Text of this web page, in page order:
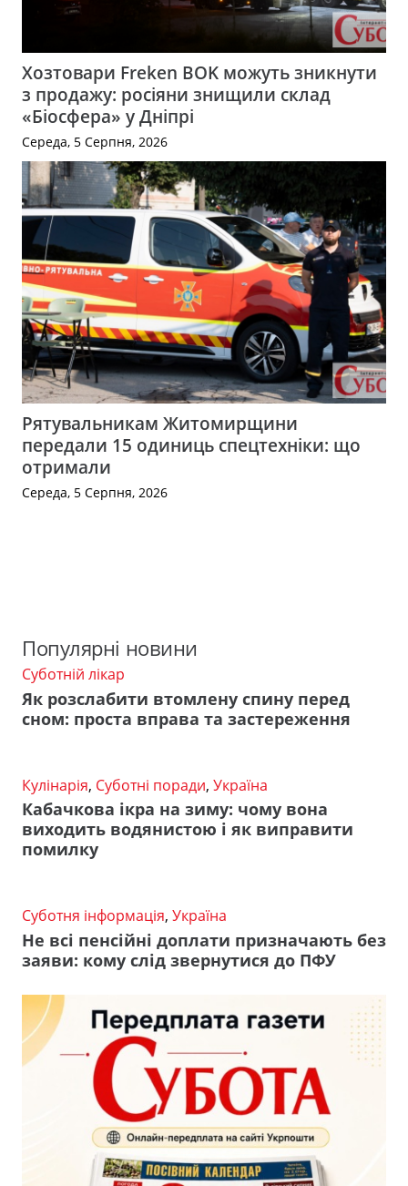
Хозтовари Freken BOK можуть зникнути
з продажу: росіяни знищили склад
«Біосфера» у Дніпрі
Середа, 5 Серпня, 2026
Рятувальникам Житомирщини
передали 15 одиниць спецтехніки: що
отримали
Середа, 5 Серпня, 2026
Популярні новини
Суботній лікар
Як розслабити втомлену спину перед
сном: проста вправа та застереження
Кулінарія, Суботні поради, Україна
Кабачкова ікра на зиму: чому вона
виходить водянистою і як виправити
помилку
Суботня інформація, Україна
Не всі пенсійні доплати призначають без
заяви: кому слід звернутися до ПФУ